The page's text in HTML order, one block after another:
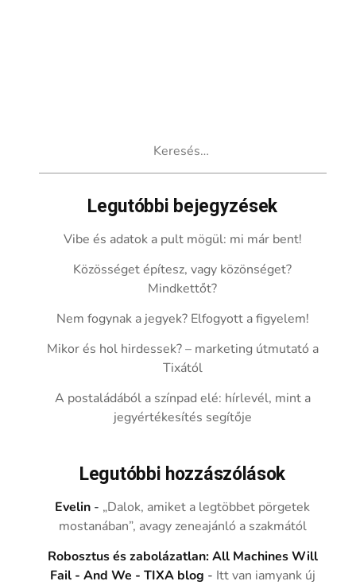
Legutóbbi bejegyzések
Vibe és adatok a pult mögül: mi már bent!
Közösséget építesz, vagy közönséget?
Mindkettőt?
Nem fogynak a jegyek? Elfogyott a figyelem!
Mikor és hol hirdessek? – marketing útmutató a
Tixától
A postaládából a színpad elé: hírlevél, mint a
jegyértékesítés segítője
Legutóbbi hozzászólások
Evelin - „Dalok, amiket a legtöbbet pörgetek
mostanában”, avagy zeneajánló a szakmától
Robosztus és zabolázatlan: All Machines Will
Fail - And We - TIXA blog - Itt van iamyank új